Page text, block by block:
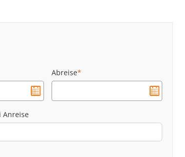
Abreise*
Anreise